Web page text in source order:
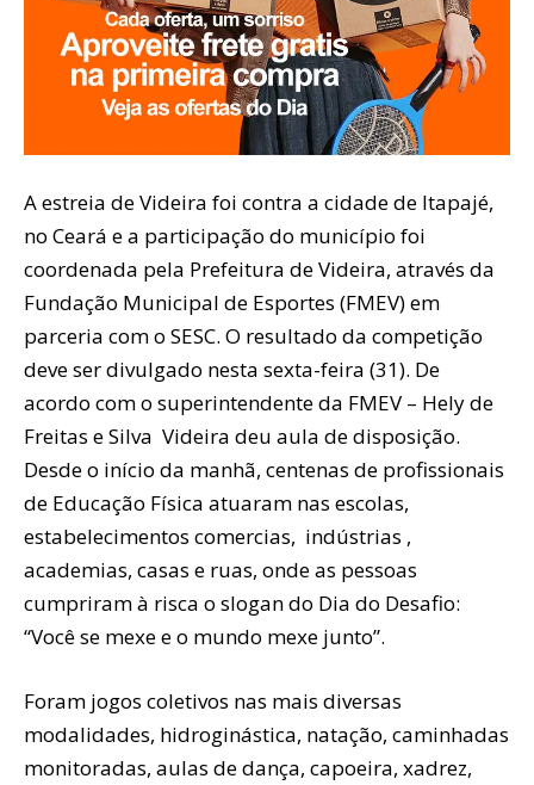
A estreia de Videira foi contra a cidade de Itapajé,
no Ceará e a participação do município foi
coordenada pela Prefeitura de Videira, através da
Fundação Municipal de Esportes (FMEV) em
parceria com o SESC. O resultado da competição
deve ser divulgado nesta sexta-feira (31). De
acordo com o superintendente da FMEV – Hely de
Freitas e Silva Videira deu aula de disposição.
Desde o início da manhã, centenas de profissionais
de Educação Física atuaram nas escolas,
estabelecimentos comercias, indústrias ,
academias, casas e ruas, onde as pessoas
cumpriram à risca o slogan do Dia do Desafio:
“Você se mexe e o mundo mexe junto”.
Foram jogos coletivos nas mais diversas
modalidades, hidroginástica, natação, caminhadas
monitoradas, aulas de dança, capoeira, xadrez,